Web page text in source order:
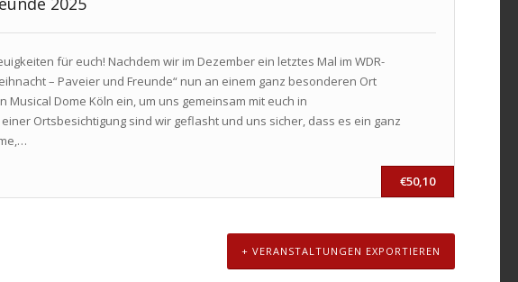
€50,10
für euch! Nachdem wir im Dezember ein letztes Mal im WDR-
– Paveier und Freunde“ nun an einem ganz besonderen Ort
Musical Dome Köln ein, um uns gemeinsam mit euch in
Ortsbesichtigung sind wir geflasht und uns sicher, dass es ein ganz
+ VERANSTALTUNGEN EXPORTIEREN